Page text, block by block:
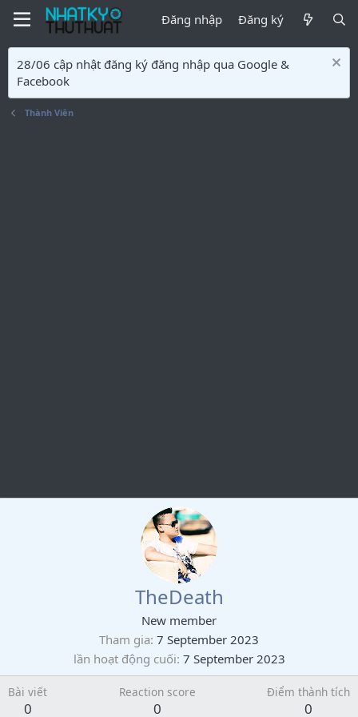
Đăng nhập Đăng ký
28/06 cập nhật đăng ký đăng nhập qua Google &
Facebook
Thành Viên
TheDeath
New member
Tham gia 7 September 2023
lần hoạt động cuối 7 September 2023
Bài viết
0
Reaction score
0
Điểm thành tích
0